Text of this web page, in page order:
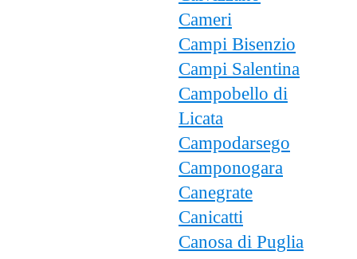
Cameri
Campi Bisenzio
Campi Salentina
Campobello di
Licata
Campodarsego
Camponogara
Canegrate
Canicatti
Canosa di Puglia